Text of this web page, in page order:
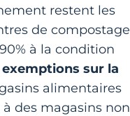
restent les
de compostage
à la condition
sur la
alimentaires
des magasins non